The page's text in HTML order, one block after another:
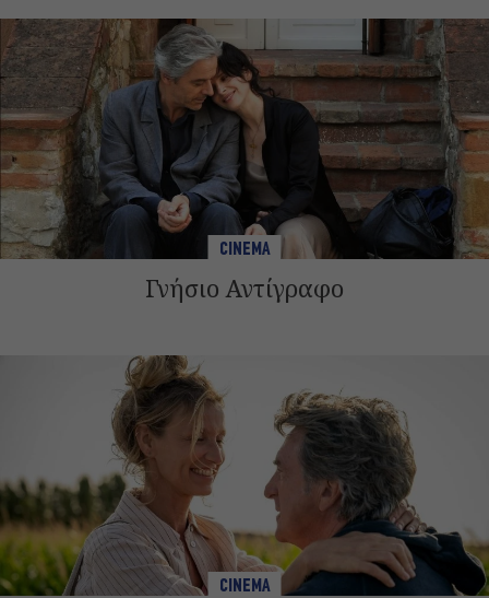
CINEMA
Γνήσιο Αντίγραφο
CINEMA